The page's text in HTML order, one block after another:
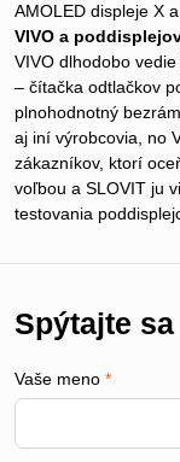
AMOLED displeje X a
VIVO a
VIVO dlhodobo
– čítačka odtlačkov
plnohodnotný
aj iní výrobcovia, no
zákazníkov, ktorí
voľbou a SLOVIT ju
testovania
Spýtajte sa
Vaše meno *